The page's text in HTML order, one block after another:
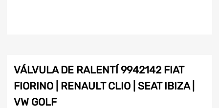
VÁLVULA DE RALENTÍ 9942142 FIAT
FIORINO | RENAULT CLIO | SEAT IBIZA |
VW GOLF